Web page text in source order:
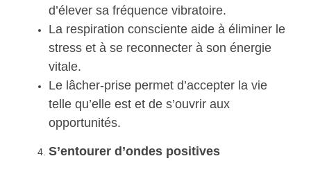
d’élever sa fréquence vibratoire.
La respiration consciente aide à éliminer le
stress et à se reconnecter à son énergie
vitale.
Le lâcher-prise permet d’accepter la vie
telle qu’elle est et de s’ouvrir aux
opportunités.
S’entourer d’ondes positives